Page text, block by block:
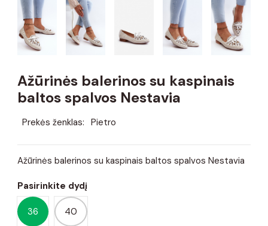
Ažūrinės balerinos su kaspinais
baltos spalvos Nestavia
Prekės ženklas: Pietro
Ažūrinės balerinos su kaspinais baltos spalvos Nestavia
Pasirinkite dydį
36 40